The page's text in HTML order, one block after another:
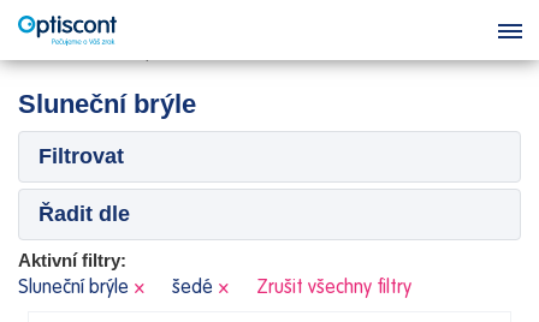
Sluneční brýle
Filtrovat
Řadit dle
Aktivní filtry:
Sluneční brýle × šedé × Zrušit všechny filtry